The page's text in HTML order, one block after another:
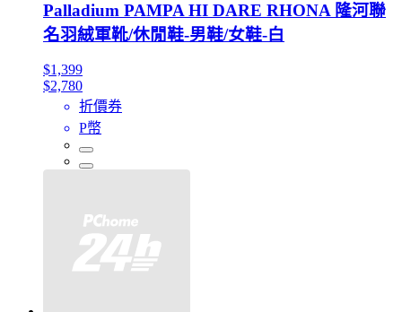
Palladium PAMPA HI DARE RHONA 隆河聯
名羽絨軍靴/休閒鞋-男鞋/女鞋-白
$1,399
$2,780
折價券
P幣